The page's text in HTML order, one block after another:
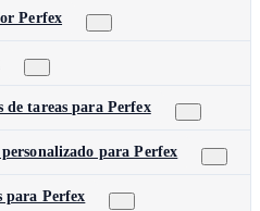
Perfex
de tareas para Perfex
para Perfex
para Perfex